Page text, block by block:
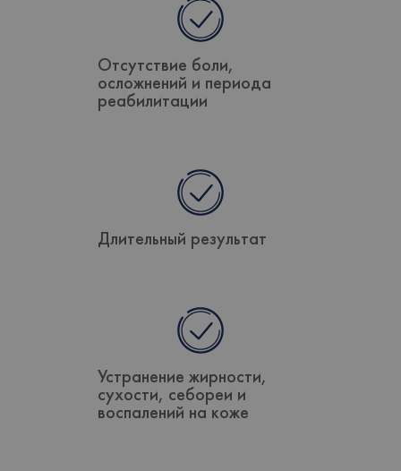
Отсутствие боли,
осложнений и периода
реабилитации
Длительный результат
Устранение жирности,
сухости, себореи и
воспалений на коже